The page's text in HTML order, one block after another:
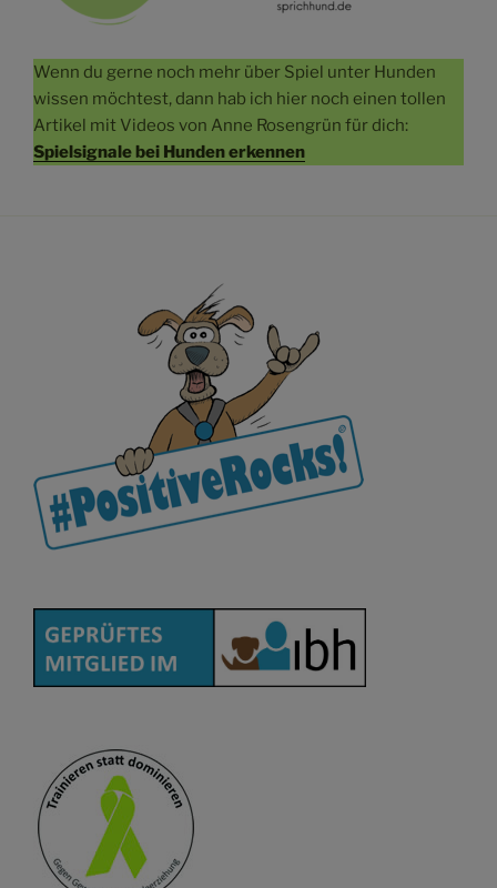
Wenn du gerne noch mehr über Spiel unter Hunden
wissen möchtest, dann hab ich hier noch einen tollen
Artikel mit Videos von Anne Rosengrün für dich:
Spielsignale bei Hunden erkennen